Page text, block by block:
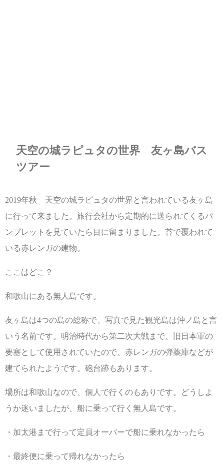
天空の城ラピュタの世界 友ヶ島バス
ツアー
2019年秋 天空の城ラピュタの世界と言われている友ヶ島
に行って来ました。旅行会社から定期的に送られてくるパ
ンプレットを見ていたら目に留まりました。苔で覆われて
いる赤レンガの建物。
ここはどこ？
和歌山にある無人島です。
友ヶ島は4つの島の総称で、写真で見た観光島は沖ノ島と言
いう名前です。明治時代から第二次大戦まで、旧日本軍の
要塞として使用されていたので、赤レンガの弾薬庫などが
建てられたようです。砲台跡もあります。
場所は和歌山なので、個人で行くのもありです。どうしよ
うか迷いましたが、船に乗って行く無人島です。
・加太港まで行って定員オーバーで船に乗れなかったら
・最終便に乗って帰れなかったら